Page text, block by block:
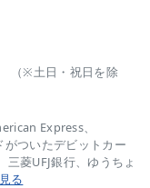
（※土日・祝日を除
Express、
がついたデビットカー
菱UFJ銀行、ゆうちょ
る